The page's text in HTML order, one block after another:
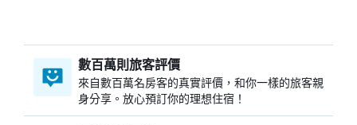
數百萬則旅客評價
來自數百萬名房客的真實評價，和你一樣的旅客親
身分享。放心預訂你的理想住宿！